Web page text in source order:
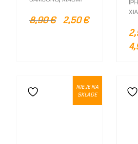
8,90€ 2,50€
Pridať do zoznamu želaní
NIE JE NA
SKLADE